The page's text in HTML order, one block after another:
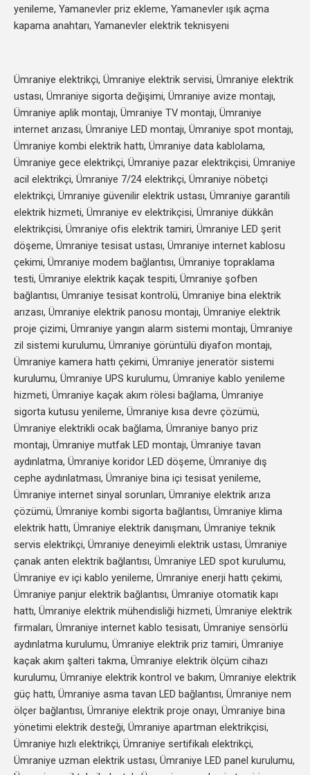
yenileme, Yamanevler priz ekleme, Yamanevler ışık açma
kapama anahtarı, Yamanevler elektrik teknisyeni
Ümraniye elektrikçi, Ümraniye elektrik servisi, Ümraniye elektrik
ustası, Ümraniye sigorta değişimi, Ümraniye avize montajı,
Ümraniye aplik montajı, Ümraniye TV montajı, Ümraniye
internet arızası, Ümraniye LED montajı, Ümraniye spot montajı,
Ümraniye kombi elektrik hattı, Ümraniye data kablolama,
Ümraniye gece elektrikçi, Ümraniye pazar elektrikçisi, Ümraniye
acil elektrikçi, Ümraniye 7/24 elektrikçi, Ümraniye nöbetçi
elektrikçi, Ümraniye güvenilir elektrik ustası, Ümraniye garantili
elektrik hizmeti, Ümraniye ev elektrikçisi, Ümraniye dükkân
elektrikçisi, Ümraniye ofis elektrik tamiri, Ümraniye LED şerit
döşeme, Ümraniye tesisat ustası, Ümraniye internet kablosu
çekimi, Ümraniye modem bağlantısı, Ümraniye topraklama
testi, Ümraniye elektrik kaçak tespiti, Ümraniye şofben
bağlantısı, Ümraniye tesisat kontrolü, Ümraniye bina elektrik
arızası, Ümraniye elektrik panosu montajı, Ümraniye elektrik
proje çizimi, Ümraniye yangın alarm sistemi montajı, Ümraniye
zil sistemi kurulumu, Ümraniye görüntülü diyafon montajı,
Ümraniye kamera hattı çekimi, Ümraniye jeneratör sistemi
kurulumu, Ümraniye UPS kurulumu, Ümraniye kablo yenileme
hizmeti, Ümraniye kaçak akım rölesi bağlama, Ümraniye
sigorta kutusu yenileme, Ümraniye kısa devre çözümü,
Ümraniye elektrikli ocak bağlama, Ümraniye banyo priz
montajı, Ümraniye mutfak LED montajı, Ümraniye tavan
aydınlatma, Ümraniye koridor LED döşeme, Ümraniye dış
cephe aydınlatması, Ümraniye bina içi tesisat yenileme,
Ümraniye internet sinyal sorunları, Ümraniye elektrik arıza
çözümü, Ümraniye kombi sigorta bağlantısı, Ümraniye klima
elektrik hattı, Ümraniye elektrik danışmanı, Ümraniye teknik
servis elektrikçi, Ümraniye deneyimli elektrik ustası, Ümraniye
çanak anten elektrik bağlantısı, Ümraniye LED spot kurulumu,
Ümraniye ev içi kablo yenileme, Ümraniye enerji hattı çekimi,
Ümraniye panjur elektrik bağlantısı, Ümraniye otomatik kapı
hattı, Ümraniye elektrik mühendisliği hizmeti, Ümraniye elektrik
firmaları, Ümraniye internet kablo tesisatı, Ümraniye sensörlü
aydınlatma kurulumu, Ümraniye elektrik priz tamiri, Ümraniye
kaçak akım şalteri takma, Ümraniye elektrik ölçüm cihazı
kurulumu, Ümraniye elektrik kontrol ve bakım, Ümraniye elektrik
güç hattı, Ümraniye asma tavan LED bağlantısı, Ümraniye nem
ölçer bağlantısı, Ümraniye elektrik proje onayı, Ümraniye bina
yönetimi elektrik desteği, Ümraniye apartman elektrikçisi,
Ümraniye hızlı elektrikçi, Ümraniye sertifikalı elektrikçi,
Ümraniye uzman elektrik ustası, Ümraniye LED panel kurulumu,